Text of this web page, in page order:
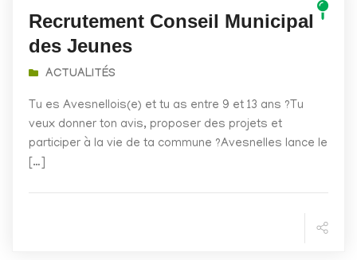
Recrutement Conseil Municipal
des Jeunes
ACTUALITÉS
Tu es Avesnellois(e) et tu as entre 9 et 13 ans ?Tu
veux donner ton avis, proposer des projets et
participer à la vie de ta commune ?Avesnelles lance le
[…]